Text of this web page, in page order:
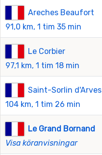
Areches Beaufort
91,0 km, 1 tim 35 min
Le Corbier
97,1 km, 1 tim 18 min
Saint-Sorlin d'Arves
104 km, 1 tim 26 min
Le Grand Bornand
Visa köranvisningar